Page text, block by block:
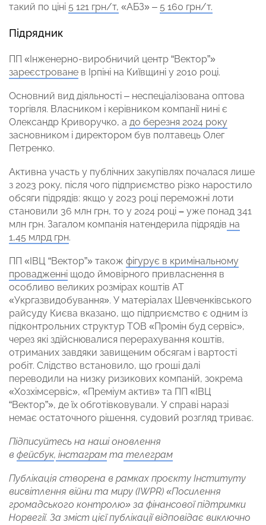
такий по ціні 5 121 грн/т, «АБЗ» – 5 160 грн/т.
Підрядник
ПП «Інженерно-виробничий центр “Вектор”»
зареєстроване в Ірпіні на Київщині у 2010 році.
Основний вид діяльності – неспеціалізована оптова
торгівля. Власником і керівником компанії нині є
Олександр Криворучко, а до березня 2024 року
засновником і директором був полтавець Олег
Петренко.
Активна участь у публічних закупівлях почалася лише
з 2023 року, після чого підприємство різко наростило
обсяги підрядів: якщо у 2023 році переможні лоти
становили 36 млн грн, то у 2024 році – уже понад 341
млн грн. Загалом компанія натендерила підрядів на
1,45 млрд грн.
ПП «ІВЦ “Вектор”» також фігурує в кримінальному
провадженні щодо ймовірного привласнення в
особливо великих розмірах коштів АТ
«Укргазвидобування». У матеріалах Шевченківського
райсуду Києва вказано, що підприємство є одним із
підконтрольних структур ТОВ «Промін буд сервіс»,
через які здійснювалися перерахування коштів,
отриманих завдяки завищеним обсягам і вартості
робіт. Слідство встановило, що гроші далі
переводили на низку ризикових компаній, зокрема
«Хозхімсервіс», «Преміум актив» та ПП «ІВЦ
“Вектор”», де їх обготівковували. У справі наразі
немає остаточного рішення, судовий розгляд триває.
Підписуйтесь на наші оновлення
в фейсбук, інстаграм та телеграм
Публікація створена в рамках проєкту Інституту
висвітлення війни та миру (IWPR) «Посилення
громадського контролю» за фінансової підтримки
Норвегії. За зміст цієї публікації відповідає виключно